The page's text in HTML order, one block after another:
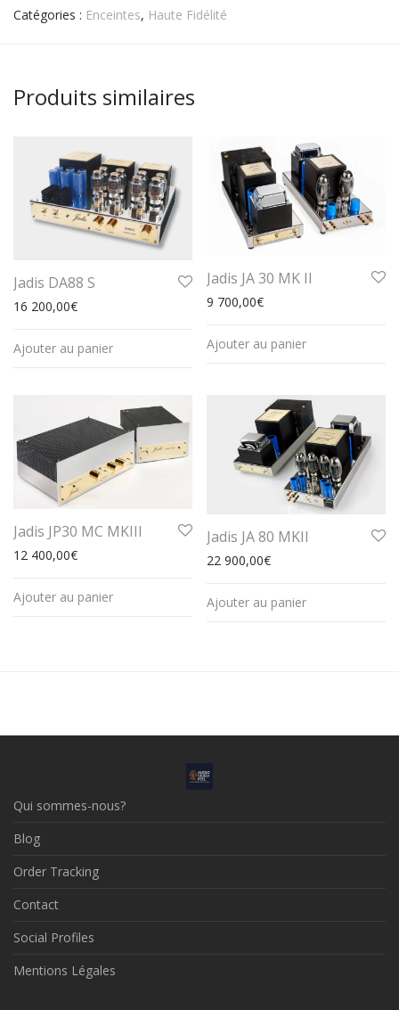
Catégories : Enceintes, Haute Fidélité
Produits similaires
Jadis DA88 S
16 200,00€
Ajouter au panier
Jadis JA 30 MK II
9 700,00€
Ajouter au panier
Jadis JP30 MC MKIII
12 400,00€
Ajouter au panier
Jadis JA 80 MKII
22 900,00€
Ajouter au panier
Qui sommes-nous?
Blog
Order Tracking
Contact
Social Profiles
Mentions Légales